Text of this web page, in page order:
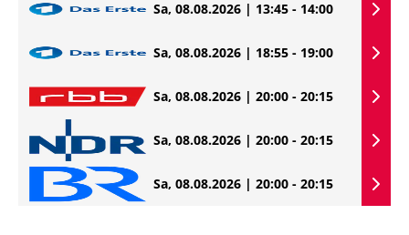
Sa, 08.08.2026 | 13:45 - 14:00
Sa, 08.08.2026 | 18:55 - 19:00
Sa, 08.08.2026 | 20:00 - 20:15
Sa, 08.08.2026 | 20:00 - 20:15
Sa, 08.08.2026 | 20:00 - 20:15